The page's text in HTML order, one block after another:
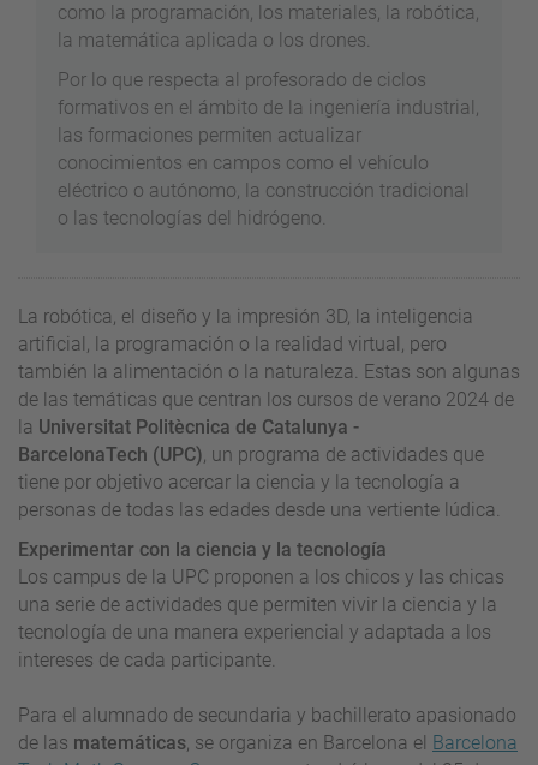
como la programación, los materiales, la robótica,
la matemática aplicada o los drones.
Por lo que respecta al profesorado de ciclos
formativos en el ámbito de la ingeniería industrial,
las formaciones permiten actualizar
conocimientos en campos como el vehículo
eléctrico o autónomo, la construcción tradicional
o las tecnologías del hidrógeno.
La robótica, el diseño y la impresión 3D, la inteligencia
artificial, la programación o la realidad virtual, pero
también la alimentación o la naturaleza. Estas son algunas
de las temáticas que centran los cursos de verano 2024 de
la Universitat Politècnica de Catalunya -
BarcelonaTech (UPC), un programa de actividades que
tiene por objetivo acercar la ciencia y la tecnología a
personas de todas las edades desde una vertiente lúdica.
Experimentar con la ciencia y la tecnología
Los campus de la UPC proponen a los chicos y las chicas
una serie de actividades que permiten vivir la ciencia y la
tecnología de una manera experiencial y adaptada a los
intereses de cada participante.
Para el alumnado de secundaria y bachillerato apasionado
de las matemáticas, se organiza en Barcelona el Barcelona